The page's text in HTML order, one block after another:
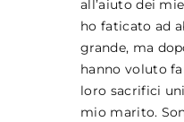
all’aiuto dei
ho faticato ad
grande, ma
hanno voluto
loro sacrifici
mio marito.